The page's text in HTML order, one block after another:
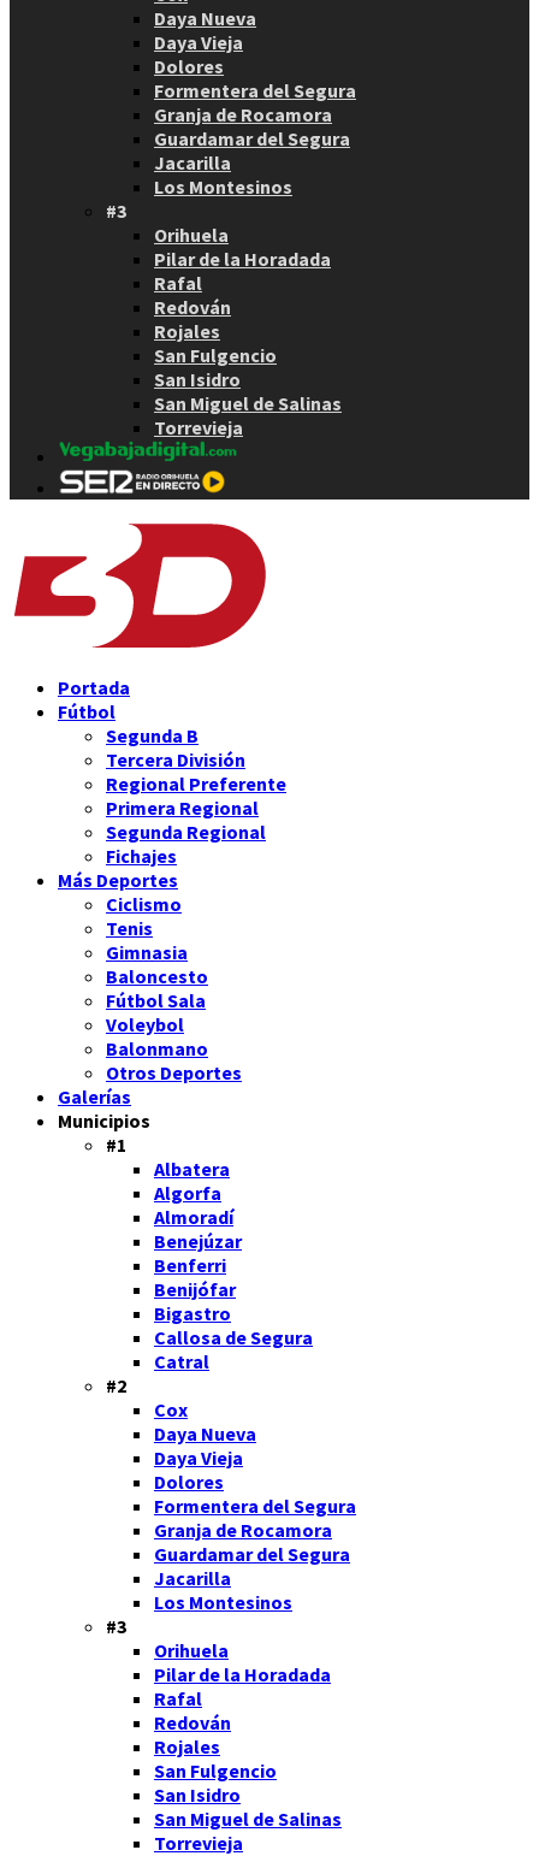
Daya Nueva
Daya Vieja
Dolores
Formentera del Segura
Granja de Rocamora
Guardamar del Segura
Jacarilla
Los Montesinos
#3
Orihuela
Pilar de la Horadada
Rafal
Redován
Rojales
San Fulgencio
San Isidro
San Miguel de Salinas
Torrevieja
Portada
Fútbol
Segunda B
Tercera División
Regional Preferente
Primera Regional
Segunda Regional
Fichajes
Más Deportes
Ciclismo
Tenis
Gimnasia
Baloncesto
Fútbol Sala
Voleybol
Balonmano
Otros Deportes
Galerías
Municipios
#1
Albatera
Algorfa
Almoradí
Benejúzar
Benferri
Benijófar
Bigastro
Callosa de Segura
Catral
#2
Cox
Daya Nueva
Daya Vieja
Dolores
Formentera del Segura
Granja de Rocamora
Guardamar del Segura
Jacarilla
Los Montesinos
#3
Orihuela
Pilar de la Horadada
Rafal
Redován
Rojales
San Fulgencio
San Isidro
San Miguel de Salinas
Torrevieja